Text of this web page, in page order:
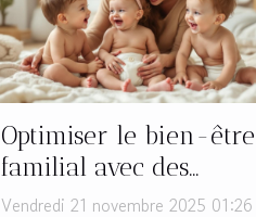
Optimiser le bien-être
familial avec des
couches biologiques
Vendredi 21 novembre 2025 01:26